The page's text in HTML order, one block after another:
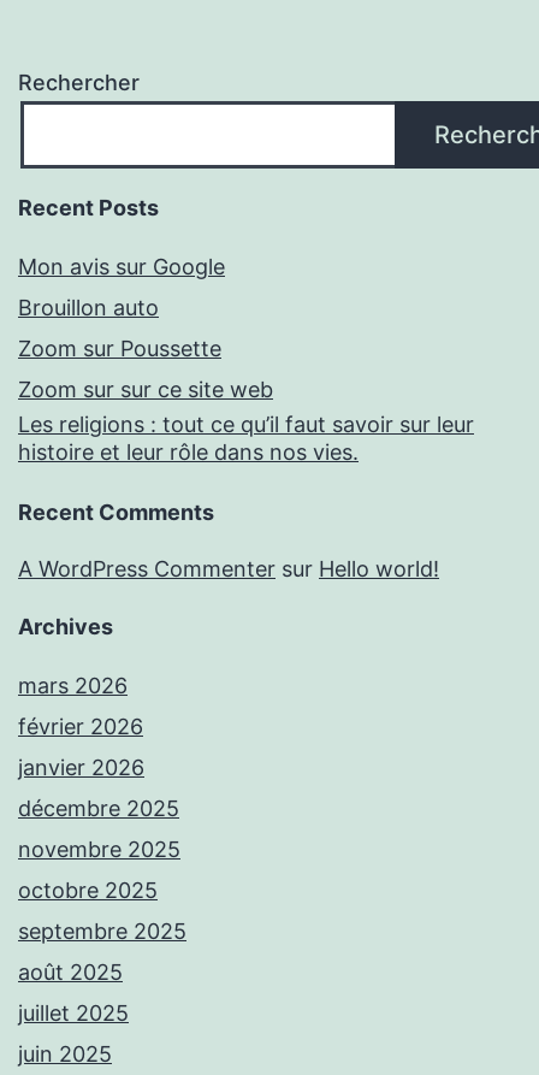
Rechercher
Recent Posts
Mon avis sur Google
Brouillon auto
Zoom sur Poussette
Zoom sur sur ce site web
Les religions : tout ce qu’il faut savoir sur leur
histoire et leur rôle dans nos vies.
Recent Comments
A WordPress Commenter sur Hello world!
Archives
mars 2026
février 2026
janvier 2026
décembre 2025
novembre 2025
octobre 2025
septembre 2025
août 2025
juillet 2025
juin 2025